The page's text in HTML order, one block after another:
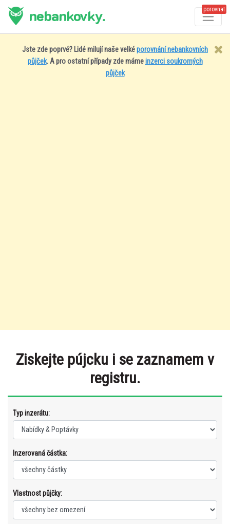
nebankovky. porovnat
Jste zde poprvé? Lidé milují naše velképorovnání nebankovních
půjček. A pro ostatní případy zde mámeinzerci soukromých
půjček
Ziskejte pújcku i se zaznamem v
registru.
Typ inzerátu:
Inzerovaná částka:
Vlastnost půjčky: